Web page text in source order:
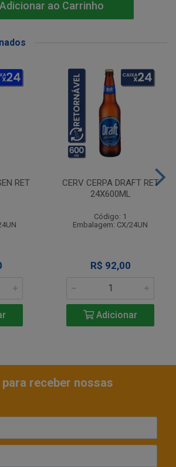
Adicionar ao Carrinho
RET
CERV CERPA DRAFT RET
24X600ML
Código: 1
Embalagem: CX/24UN
R$ 92,00
Adicionar
receber nossas